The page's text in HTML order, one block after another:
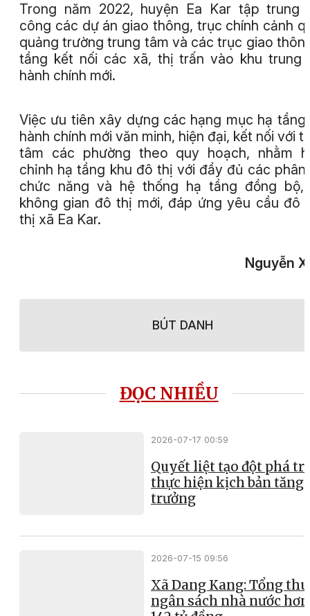
Trong năm 2022, huyện Ea Kar tập trung
công các dự án giao thông, trục chính cảnh
quảng trường trung tâm và các trục giao
tầng kết nối các xã, thị trấn vào khu trung
hành chính mới.
Việc ưu tiên xây dựng các hạng mục hạ tầng
hành chính mới văn minh, hiện đại, kết nối với
tâm các phường theo quy hoạch, nhằm
chỉnh hạ tầng khu đô thị với đầy đủ các phân
chức năng và hệ thống hạ tầng đồng bộ,
không gian đô thị mới, đáp ứng yêu cầu đô
thị xã Ea Kar.
Nguyễn
BÚT DANH
ĐỌC NHIỀU
2026-07-17 00:59
Quyết liệt tạo đột phá
thực hiện kịch bản tăng
trưởng
2026-07-15 09:56
Xã Dang Kang: Tổng thu
ngân sách nhà nước hơn